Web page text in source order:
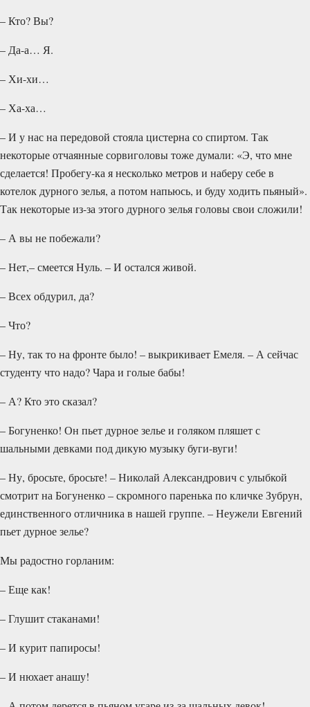
– Кто? Вы?
– Да-а… Я.
– Хи-хи…
– Ха-ха…
– И у нас на передовой стояла цистерна со спиртом. Так
некоторые отчаянные сорвиголовы тоже думали: «Э, что мне
сделается! Пробегу-ка я несколько метров и наберу себе в
котелок дурного зелья, а потом напьюсь, и буду ходить пьяный».
Так некоторые из-за этого дурного зелья головы свои сложили!
– А вы не побежали?
– Нет,– смеется Нуль. – И остался живой.
– Всех обдурил, да?
– Что?
– Ну, так то на фронте было! – выкрикивает Емеля. – А сейчас
студенту что надо? Чара и голые бабы!
– А? Кто это сказал?
– Богуненко! Он пьет дурное зелье и голяком пляшет с
шальными девками под дикую музыку буги-вуги!
– Ну, бросьте, бросьте! – Николай Александрович с улыбкой
смотрит на Богуненко – скромного паренька по кличке Зубрун,
единственного отличника в нашей группе. – Неужели Евгений
пьет дурное зелье?
Мы радостно горланим:
– Еще как!
– Глушит стаканами!
– И курит папиросы!
– И нюхает анашу!